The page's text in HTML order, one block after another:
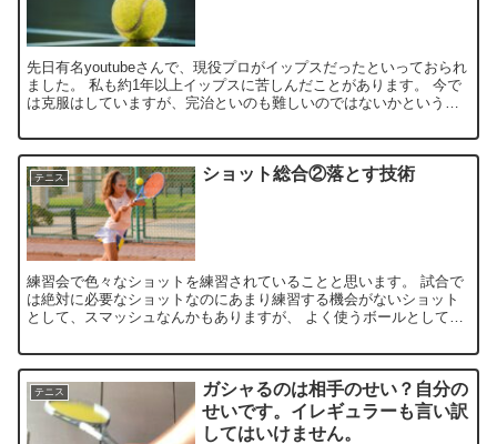
先日有名youtubeさんで、現役プロがイップスだったといっておられ
ました。 私も約1年以上イップスに苦しんだことがあります。 今で
は克服はしていますが、完治といのも難しいのではないかというく
テニス ショット総合②落とす技術
練習会で色々なショットを練習されていることと思います。 試合で
は絶対に必要なショットなのにあまり練習する機会がないショット
として、スマッシュなんかもありますが、 よく使うボールとして、
テニス
ガシャるのは相手のせい？自分の
せいです。イレギュラーも言い訳
してはいけません。